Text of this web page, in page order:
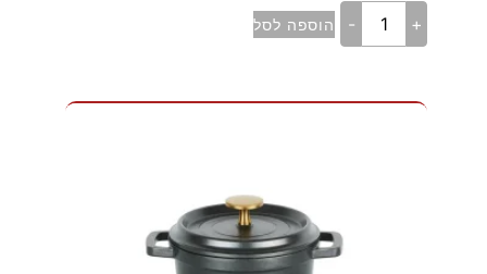
+
- הוספה לסל